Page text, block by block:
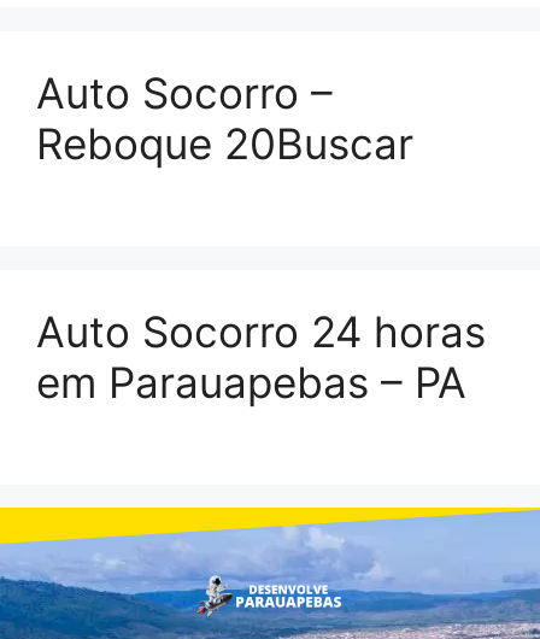
Auto Socorro –
Reboque 20Buscar
Auto Socorro 24 horas
em Parauapebas – PA